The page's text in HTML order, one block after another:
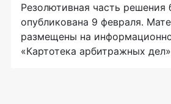
Резолютивная часть решения
опубликована 9 февраля.
размещены на
«Картотека арбитражных